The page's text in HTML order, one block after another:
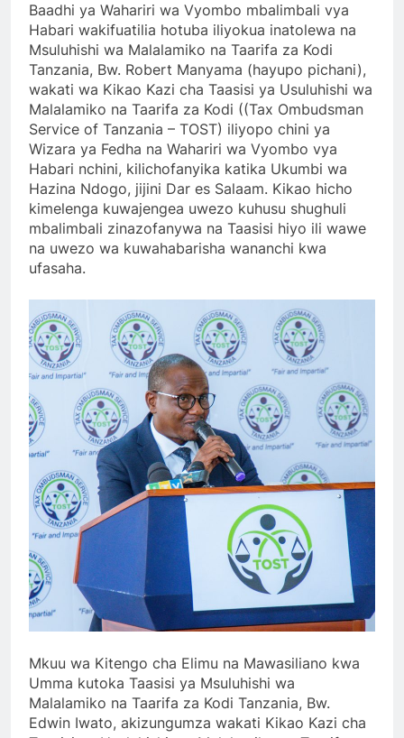
Baadhi ya Wahariri wa Vyombo mbalimbali vya
Habari wakifuatilia hotuba iliyokua inatolewa na
Msuluhishi wa Malalamiko na Taarifa za Kodi
Tanzania, Bw. Robert Manyama (hayupo pichani),
wakati wa Kikao Kazi cha Taasisi ya Usuluhishi wa
Malalamiko na Taarifa za Kodi ((Tax Ombudsman
Service of Tanzania – TOST) iliyopo chini ya
Wizara ya Fedha na Wahariri wa Vyombo vya
Habari nchini, kilichofanyika katika Ukumbi wa
Hazina Ndogo, jijini Dar es Salaam. Kikao hicho
kimelenga kuwajengea uwezo kuhusu shughuli
mbalimbali zinazofanywa na Taasisi hiyo ili wawe
na uwezo wa kuwahabarisha wananchi kwa
ufasaha.
Mkuu wa Kitengo cha Elimu na Mawasiliano kwa
Umma kutoka Taasisi ya Msuluhishi wa
Malalamiko na Taarifa za Kodi Tanzania, Bw.
Edwin Iwato, akizungumza wakati Kikao Kazi cha